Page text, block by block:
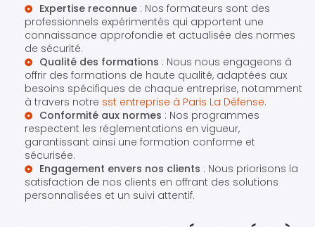
Expertise reconnue : Nos formateurs sont des
professionnels expérimentés qui apportent une
connaissance approfondie et actualisée des normes
de sécurité.
Qualité des formations : Nous nous engageons à
offrir des formations de haute qualité, adaptées aux
besoins spécifiques de chaque entreprise, notamment
à travers notre sst entreprise à Paris La Défense.
Conformité aux normes : Nos programmes
respectent les réglementations en vigueur,
garantissant ainsi une formation conforme et
sécurisée.
Engagement envers nos clients : Nous priorisons la
satisfaction de nos clients en offrant des solutions
personnalisées et un suivi attentif.